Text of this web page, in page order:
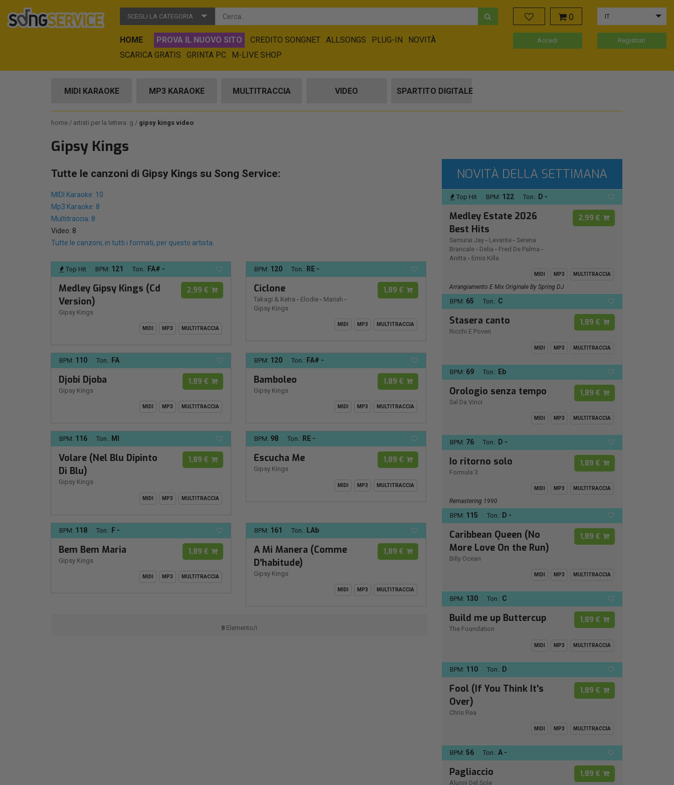
SCEGLI LA CATEGORIA
HOME PROVA IL NUOVO SITO CREDITO SONGNET ALLSONGS PLUG-IN
NOVITÀ
SCARICA GRATIS
GRINTA PC M-LIVE SHOP
0 IT
Accedi Registrati
MIDI KARAOKE MP3 KARAOKE MULTITRACCIA VIDEO SPARTITO DIGITALE
home artisti per la lettera: g gipsy kings video
Gipsy Kings
Tutte le canzoni di Gipsy Kings su Song Service:
MIDI Karaoke: 10
Mp3 Karaoke: 8
Multitraccia: 8
Video: 8
Tutte le canzoni, in tutti i formati, per questo artista.
Top Hit BPM: 121 Ton.: FA# -
Medley Gipsy Kings (Cd
Version)
Gipsy Kings
2,99 €
MIDI MP3 MULTITRACCIA
BPM: 120 Ton.: RE -
Ciclone
Takagi & Ketra - Elodie - Mariah -
Gipsy Kings
1,89 €
MIDI MP3 MULTITRACCIA
BPM: 110 Ton.: FA
Djobi Djoba
Gipsy Kings
1,89 €
MIDI MP3 MULTITRACCIA
BPM: 120 Ton.: FA# -
Bamboleo
Gipsy Kings
1,89 €
MIDI MP3 MULTITRACCIA
BPM: 116 Ton.: MI
Volare (Nel Blu Dipinto
Di Blu)
Gipsy Kings
1,89 €
MIDI MP3 MULTITRACCIA
BPM: 98 Ton.: RE -
Escucha Me
Gipsy Kings
1,89 €
MIDI MP3 MULTITRACCIA
BPM: 118 Ton.: F -
Bem Bem Maria
Gipsy Kings
1,89 €
MIDI MP3 MULTITRACCIA
BPM: 161 Ton.: LAb
A Mi Manera (Comme
D'habitude)
Gipsy Kings
1,89 €
MIDI MP3 MULTITRACCIA
8 Elemento/i
NOVITÀ DELLA SETTIMANA
Top Hit BPM: 122 Ton.: D -
Medley Estate 2026
Best Hits
Samurai Jay - Levante - Serena
Brancale - Delia - Fred De Palma -
Anitta - Emis Killa
2,99 €
MIDI MP3 MULTITRACCIA
Arrangiamento E Mix Originale By Spring DJ
BPM: 65 Ton.: C
Stasera canto
Ricchi E Poveri
1,89 €
MIDI MP3 MULTITRACCIA
BPM: 69 Ton.: Eb
Orologio senza tempo
Sal Da Vinci
1,89 €
MIDI MP3 MULTITRACCIA
BPM: 76 Ton.: D -
Io ritorno solo
Formula 3
1,89 €
MIDI MP3 MULTITRACCIA
Remastering 1990
BPM: 115 Ton.: D -
Caribbean Queen (No
More Love On the Run)
Billy Ocean
1,89 €
MIDI MP3 MULTITRACCIA
BPM: 130 Ton.: C
Build me up Buttercup
The Foundation
1,89 €
MIDI MP3 MULTITRACCIA
BPM: 110 Ton.: D
Fool (If You Think It's
Over)
Chris Rea
1,89 €
MIDI MP3 MULTITRACCIA
BPM: 56 Ton.: A -
Pagliaccio
Alunni Del Sole
1,89 €